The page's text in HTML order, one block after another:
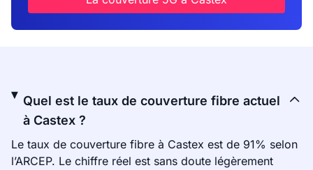
Quel est le taux de couverture fibre actuel
à Castex ?
Le taux de couverture fibre à Castex est de 91% selon
l’ARCEP. Le chiffre réel est sans doute légèrement